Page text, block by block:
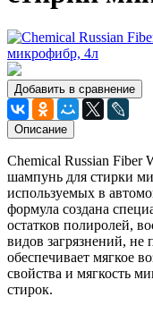
Добавить в сравнение
Описание
Chemical Russian Fiber
шампунь для стирки
используемых в
формула создана
остатков полиролей,
видов загрязнений, не
обеспечивает мягкое
свойства и мягкость
стирок.